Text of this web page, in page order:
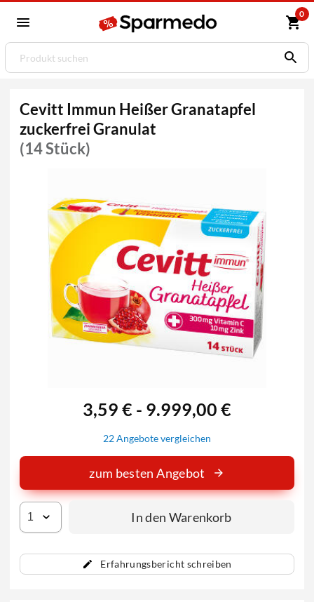
0
Cevitt Immun Heißer Granatapfel
zuckerfrei Granulat
(14 Stück)
Erfahrungsbericht schreiben
3,59 € - 9.999,00 €
22 Angebote vergleichen
zum besten Angebot
In den Warenkorb